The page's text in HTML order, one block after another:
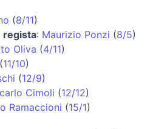
(8/11)
regista: Maurizio Ponzi (8/5)
Oliva (4/11)
(11/10)
(12/9)
Cimoli (12/12)
Ramaccioni (15/1)